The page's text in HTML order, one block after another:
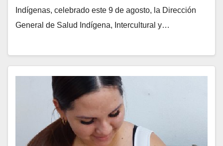
Indígenas, celebrado este 9 de agosto, la Dirección
General de Salud Indígena, Intercultural y…